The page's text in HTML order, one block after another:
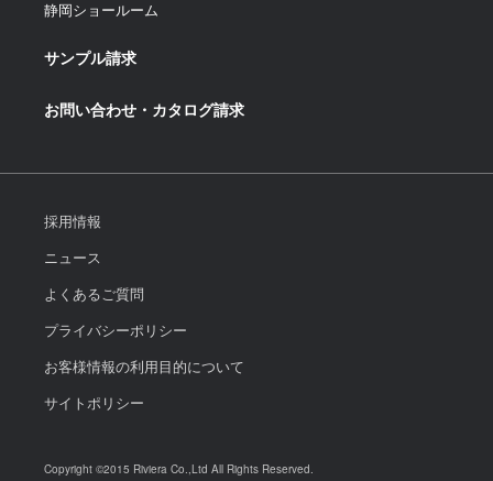
静岡ショールーム
サンプル請求
お問い合わせ・カタログ請求
採用情報
ニュース
よくあるご質問
プライバシーポリシー
お客様情報の利用目的について
サイトポリシー
Copyright ©2015 Riviera Co.,Ltd All Rights Reserved.